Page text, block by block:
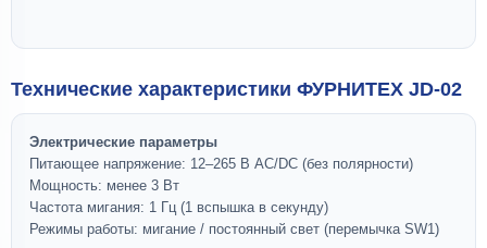
Технические характеристики ФУРНИТЕХ JD-02
Электрические параметры
Питающее напряжение: 12–265 В AC/DC (без полярности)
Мощность: менее 3 Вт
Частота мигания: 1 Гц (1 вспышка в секунду)
Режимы работы: мигание / постоянный свет (перемычка SW1)